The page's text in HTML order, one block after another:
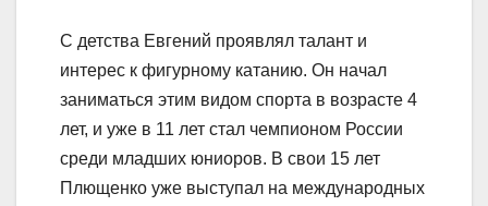
С детства Евгений проявлял талант и
интерес к фигурному катанию. Он начал
заниматься этим видом спорта в возрасте 4
лет, и уже в 11 лет стал чемпионом России
среди младших юниоров. В свои 15 лет
Плющенко уже выступал на международных